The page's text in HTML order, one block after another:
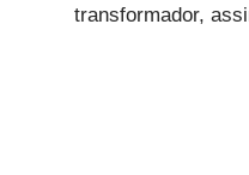
transformador,